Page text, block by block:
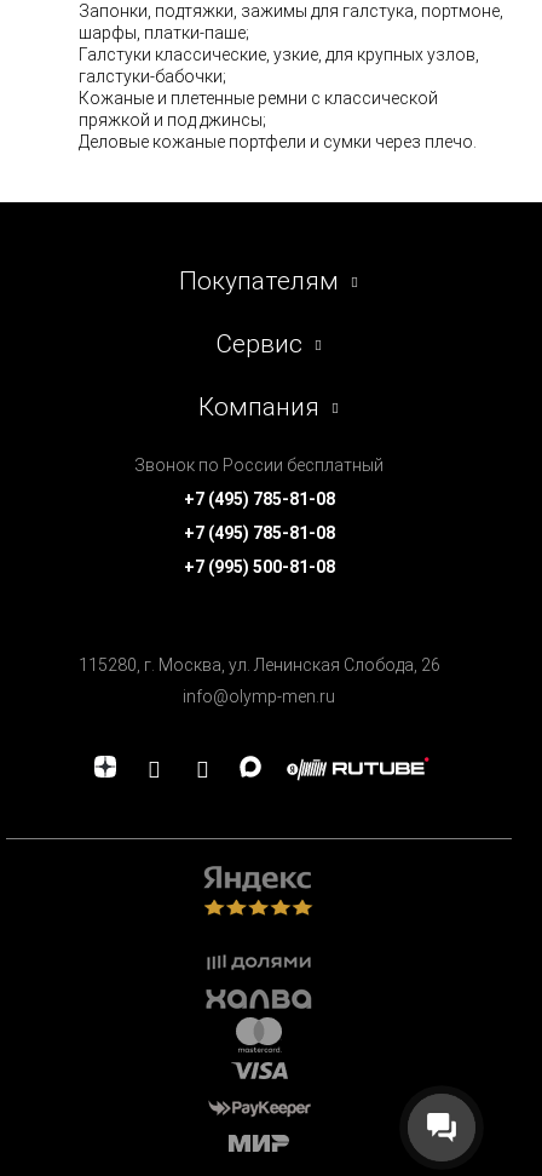
Запонки, подтяжки, зажимы для галстука, портмоне,
шарфы, платки-паше;
Галстуки классические, узкие, для крупных узлов,
галстуки-бабочки;
Кожаные и плетенные ремни с классической
пряжкой и под джинсы;
Деловые кожаные портфели и сумки через плечо.
Покупателям
Сервис
Компания
Звонок по России бесплатный
+7 (495) 785-81-08
+7 (495) 785-81-08
+7 (995) 500-81-08
115280, г. Москва, ул. Ленинская Cлобода, 26
info@olymp-men.ru